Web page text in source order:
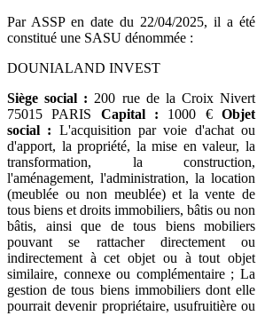
Par ASSP en date du 22/04/2025, il a été
constitué une SASU dénommée :
DOUNIALAND INVEST
Siège social : 200 rue de la Croix Nivert
75015 PARIS Capital : 1000 €Objet
social : L'acquisition par voie d'achat ou
d'apport, la propriété, la mise en valeur, la
transformation, la construction,
l'aménagement, l'administration, la location
(meublée ou non meublée) et la vente de
tous biens et droits immobiliers, bâtis ou non
bâtis, ainsi que de tous biens mobiliers
pouvant se rattacher directement ou
indirectement à cet objet ou à tout objet
similaire, connexe ou complémentaire ; La
gestion de tous biens immobiliers dont elle
pourrait devenir propriétaire, usufruitière ou